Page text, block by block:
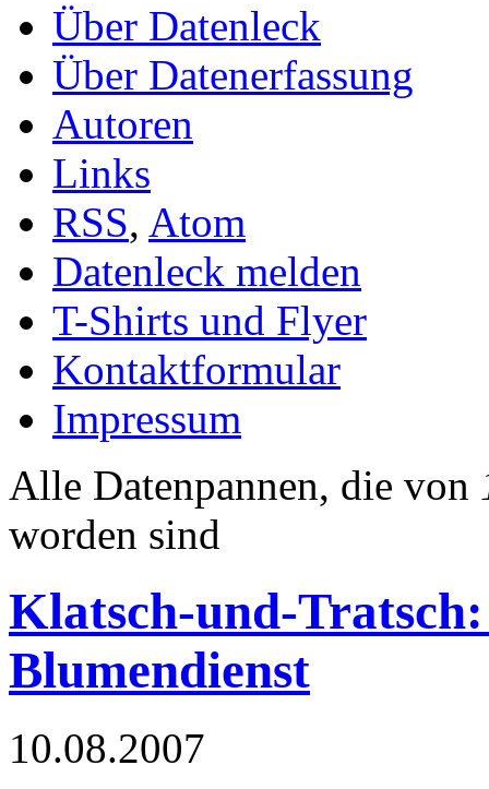
Über Datenleck
Über Datenerfassung
Autoren
Links
RSS, Atom
Datenleck melden
T-Shirts und Flyer
Kontaktformular
Impressum
Alle Datenpannen, die von
worden sind
Klatsch-und-
Blumendienst
10.08.2007